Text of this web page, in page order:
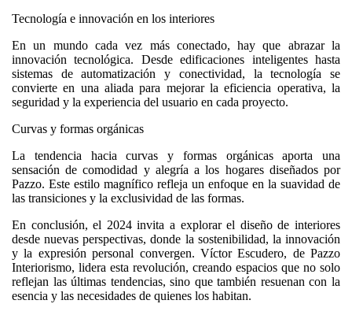
Tecnología e innovación en los interiores
En un mundo cada vez más conectado, hay que abrazar la
innovación tecnológica. Desde edificaciones inteligentes hasta
sistemas de automatización y conectividad, la tecnología se
convierte en una aliada para mejorar la eficiencia operativa, la
seguridad y la experiencia del usuario en cada proyecto.
Curvas y formas orgánicas
La tendencia hacia curvas y formas orgánicas aporta una
sensación de comodidad y alegría a los hogares diseñados por
Pazzo. Este estilo magnífico refleja un enfoque en la suavidad de
las transiciones y la exclusividad de las formas.
En conclusión, el 2024 invita a explorar el diseño de interiores
desde nuevas perspectivas, donde la sostenibilidad, la innovación
y la expresión personal convergen. Víctor Escudero, de Pazzo
Interiorismo, lidera esta revolución, creando espacios que no solo
reflejan las últimas tendencias, sino que también resuenan con la
esencia y las necesidades de quienes los habitan.